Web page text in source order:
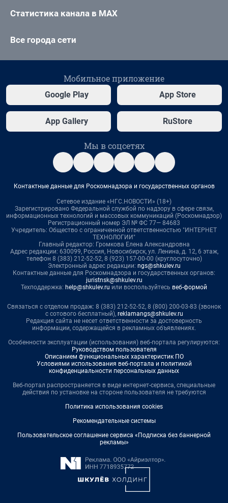
Статистика канала в MAX
Все города сети
Мобильное приложение
Google Play App Store
App Gallery RuStore
Мы в соцсетях
Контактные данные для Роскомнадзора и государственных органов
Сетевое издание «НГС.НОВОСТИ» (18+)
Зарегистрировано Федеральной службой по надзору в сфере связи,
информационных технологий и массовых коммуникаций (Роскомнадзор)
Регистрационный номер ЭЛ № ФС 77— 84683
Учредитель: Общество с ограниченной ответственностью "ИНТЕРНЕТ
ТЕХНОЛОГИИ"
Главный редактор: Громкова Елена Александровна
Адрес редакции: 630099, Россия, Новосибирск, ул. Ленина, д. 12, 6 этаж,
телефон 8 (383) 212-52-52, 8 (923) 157-00-00 (круглосуточно)
Электронный адрес редакции: ngs@shkulev.ru
Контактные данные для Роскомнадзора и государственных органов:
juristnsk@shkulev.ru
Техподдержка: help@shkulev.ru или воспользуйтесь веб-формой
Связаться с отделом продаж: 8 (383) 212-52-52, 8 (800) 200-03-83 (звонок
с сотового бесплатный), reklamangs@shkulev.ru
Редакция сайта не несет ответственности за достоверность
информации, содержащейся в рекламных объявлениях.
Особенности эксплуатации (использования) веб-портала регулируются:
Руководством пользователя
Описанием функциональных характеристик ПО
Условиями использования веб-портала и политикой
конфиденциальности персональных данных
Веб-портал распространяется в виде интернет-сервиса, специальные
действия по установке на стороне пользователя не требуются
Политика использования cookies
Рекомендательные системы
Пользовательское соглашение сервиса «Подписка без баннерной
рекламы»